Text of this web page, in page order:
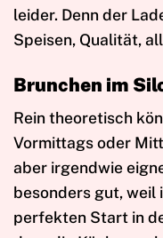
leider. Denn der
Speisen, Qualität,
Brunchen im
Rein theoretisch
Vormittags oder
aber irgendwie
besonders gut, weil
perfekten Start in